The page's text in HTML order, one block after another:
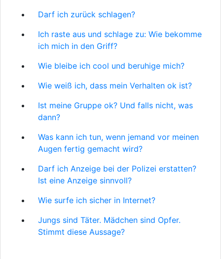
Darf ich zurück schlagen?
Ich raste aus und schlage zu: Wie bekomme
ich mich in den Griff?
Wie bleibe ich cool und beruhige mich?
Wie weiß ich, dass mein Verhalten ok ist?
Ist meine Gruppe ok? Und falls nicht, was
dann?
Was kann ich tun, wenn jemand vor meinen
Augen fertig gemacht wird?
Darf ich Anzeige bei der Polizei erstatten?
Ist eine Anzeige sinnvoll?
Wie surfe ich sicher in Internet?
Jungs sind Täter. Mädchen sind Opfer.
Stimmt diese Aussage?